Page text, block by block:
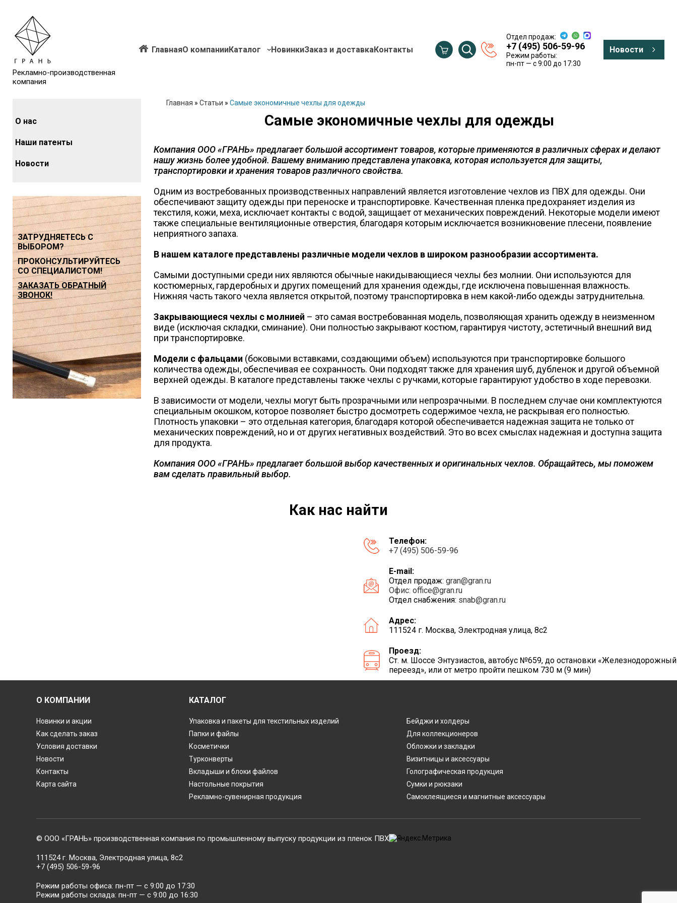
Рекламно-производственная
компания
ГлавнаяО компанииКаталог НовинкиЗаказ и доставкаКонтакты
Отдел продаж:
+7 (495) 506-59-96
Режим работы:
пн-пт — c 9:00 до 17:30
Новости
О нас
Наши патенты
Новости
ЗАТРУДНЯЕТЕСЬ С
ВЫБОРОМ?
ПРОКОНСУЛЬТИРУЙТЕСЬ
СО СПЕЦИАЛИСТОМ!
ЗАКАЗАТЬ ОБРАТНЫЙ
ЗВОНОК!
Главная » Статьи » Самые экономичные чехлы для одежды
Самые экономичные чехлы для одежды
Компания ООО «ГРАНЬ» предлагает большой ассортимент товаров, которые применяются в различных сферах и делают
нашу жизнь более удобной. Вашему вниманию представлена упаковка, которая используется для защиты,
транспортировки и хранения товаров различного свойства.
Одним из востребованных производственных направлений является изготовление чехлов из ПВХ для одежды. Они
обеспечивают защиту одежды при переноске и транспортировке. Качественная пленка предохраняет изделия из
текстиля, кожи, меха, исключает контакты с водой, защищает от механических повреждений. Некоторые модели имеют
также специальные вентиляционные отверстия, благодаря которым исключается возникновение плесени, появление
неприятного запаха.
В нашем каталоге представлены различные модели чехлов в широком разнообразии ассортимента.
Самыми доступными среди них являются обычные накидывающиеся чехлы без молнии. Они используются для
костюмерных, гардеробных и других помещений для хранения одежды, где исключена повышенная влажность.
Нижняя часть такого чехла является открытой, поэтому транспортировка в нем какой-либо одежды затруднительна.
Закрывающиеся чехлы с молнией – это самая востребованная модель, позволяющая хранить одежду в неизменном
виде (исключая складки, сминание). Они полностью закрывают костюм, гарантируя чистоту, эстетичный внешний вид
при транспортировке.
Модели с фальцами (боковыми вставками, создающими объем) используются при транспортировке большого
количества одежды, обеспечивая ее сохранность. Они подходят также для хранения шуб, дубленок и другой объемной
верхней одежды. В каталоге представлены также чехлы с ручками, которые гарантируют удобство в ходе перевозки.
В зависимости от модели, чехлы могут быть прозрачными или непрозрачными. В последнем случае они комплектуются
специальным окошком, которое позволяет быстро досмотреть содержимое чехла, не раскрывая его полностью.
Плотность упаковки – это отдельная категория, благодаря которой обеспечивается надежная защита не только от
механических повреждений, но и от других негативных воздействий. Это во всех смыслах надежная и доступна защита
для продукта.
Компания ООО «ГРАНЬ» предлагает большой выбор качественных и оригинальных чехлов. Обращайтесь, мы поможем
вам сделать правильный выбор.
Как нас найти
Телефон:
+7 (495) 506-59-96
E-mail:
Отдел продаж: gran@gran.ru
Офис: office@gran.ru
Отдел снабжения: snab@gran.ru
Адрес:
111524 г. Москва, Электродная улица, 8с2
Проезд:
Ст. м. Шоссе Энтузиастов, автобус №659, до остановки «Железнодорожный
переезд», или от метро пройти пешком 730 м (9 мин)
О КОМПАНИИ
Новинки и акции
Как сделать заказ
Условия доставки
Новости
Контакты
Карта сайта
КАТАЛОГ
Упаковка и пакеты для текстильных изделий
Бейджи и холдеры
Папки и файлы
Для коллекционеров
Косметички
Обложки и закладки
Турконверты
Визитницы и аксессуары
Вкладыши и блоки файлов
Голографическая продукция
Настольные покрытия
Сумки и рюкзаки
Рекламно-сувенирная продукция
Самоклеящиеся и магнитные аксессуары
© ООО «ГРАНЬ» производственная компания по промышленному выпуску продукции из пленок ПВХ
111524 г. Москва, Электродная улица, 8с2
+7 (495) 506-59-96
Режим работы офиса: пн-пт — c 9:00 до 17:30
Режим работы склада: пн-пт — c 9:00 до 16:30